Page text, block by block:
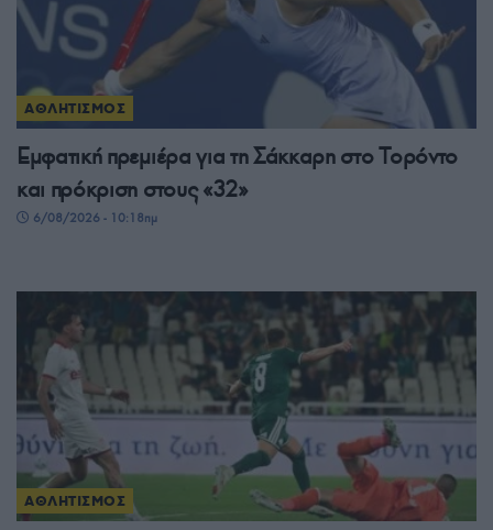
ΑΘΛΗΤΙΣΜΟΣ
Εμφατική πρεμιέρα για τη Σάκκαρη στο Τορόντο
και πρόκριση στους «32»
6/08/2026 - 10:18πμ
ΑΘΛΗΤΙΣΜΟΣ